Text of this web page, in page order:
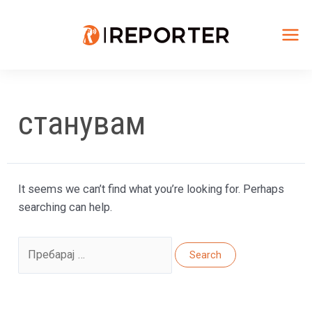
станувам
It seems we can’t find what you’re looking for. Perhaps
searching can help.